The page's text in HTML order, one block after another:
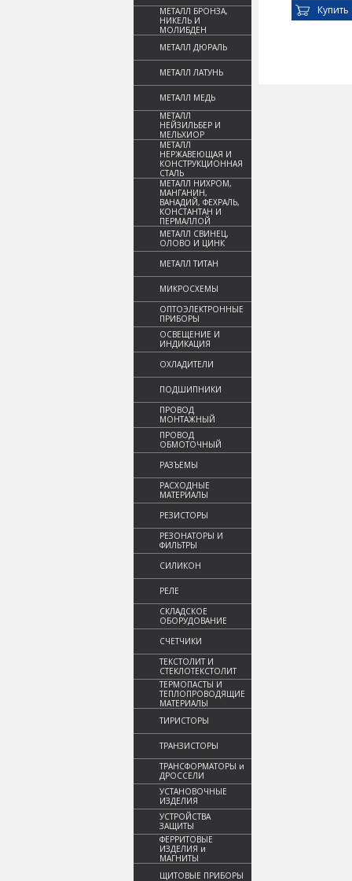
МЕТАЛЛ БРОНЗА,
НИКЕЛЬ И
МОЛИБДЕН
МЕТАЛЛ ДЮРАЛЬ
МЕТАЛЛ ЛАТУНЬ
МЕТАЛЛ МЕДЬ
МЕТАЛЛ
НЕЙЗИЛЬБЕР И
МЕЛЬХИОР
МЕТАЛЛ
НЕРЖАВЕЮЩАЯ И
КОНСТРУКЦИОННАЯ
СТАЛЬ
МЕТАЛЛ НИХРОМ,
МАНГАНИН,
ВАНАДИЙ, ФЕХРАЛЬ,
КОНСТАНТАН И
ПЕРМАЛЛОЙ
МЕТАЛЛ СВИНЕЦ,
ОЛОВО И ЦИНК
МЕТАЛЛ ТИТАН
МИКРОСХЕМЫ
ОПТОЭЛЕКТРОННЫЕ
ПРИБОРЫ
ОСВЕЩЕНИЕ И
ИНДИКАЦИЯ
ОХЛАДИТЕЛИ
ПОДШИПНИКИ
ПРОВОД
МОНТАЖНЫЙ
ПРОВОД
ОБМОТОЧНЫЙ
РАЗЪЕМЫ
РАСХОДНЫЕ
МАТЕРИАЛЫ
РЕЗИСТОРЫ
РЕЗОНАТОРЫ И
ФИЛЬТРЫ
СИЛИКОН
РЕЛЕ
СКЛАДСКОЕ
ОБОРУДОВАНИЕ
СЧЕТЧИКИ
ТЕКСТОЛИТ И
СТЕКЛОТЕКСТОЛИТ
ТЕРМОПАСТЫ И
ТЕПЛОПРОВОДЯЩИЕ
МАТЕРИАЛЫ
ТИРИСТОРЫ
ТРАНЗИСТОРЫ
ТРАНСФОРМАТОРЫ и
ДРОССЕЛИ
УСТАНОВОЧНЫЕ
ИЗДЕЛИЯ
УСТРОЙСТВА
ЗАЩИТЫ
ФЕРРИТОВЫЕ
ИЗДЕЛИЯ и
МАГНИТЫ
ЩИТОВЫЕ ПРИБОРЫ
Купить